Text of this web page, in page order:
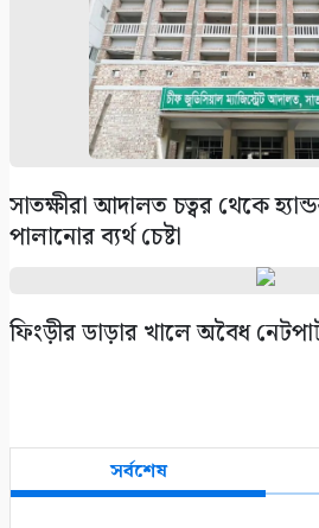
সাতক্ষীরা আদালত চত্বর থেকে
পালানোর ব্যর্থ চেষ্টা
ফিংড়ীর ডাড়ার খালে অবৈধ
সর্বশেষ